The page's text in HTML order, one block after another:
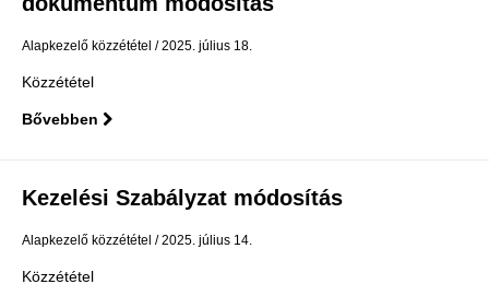
Alapkezelő közzététel 2025. július 18.
Közzététel
Bővebben
Kezelési Szabályzat módosítás
Alapkezelő közzététel 2025. július 14.
Közzététel